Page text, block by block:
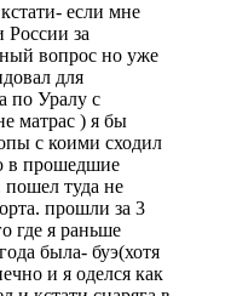
если мне
России за
вопрос но уже
для
по Уралу с
матрас ) я бы
с коими сходил
в прошедшие
туда не
прошли за 3
где я раньше
была- буэ(хотя
и я оделся как